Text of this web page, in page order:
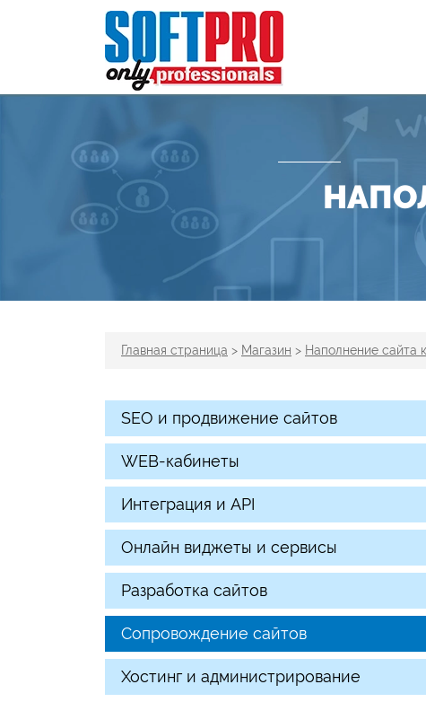
Главная страница > Магазин > Наполнение сайта
SEO и продвижение сайтов
WEB-кабинеты
Интеграция и API
Онлайн виджеты и сервисы
Разработка сайтов
Сопровождение сайтов
Хостинг и администрирование